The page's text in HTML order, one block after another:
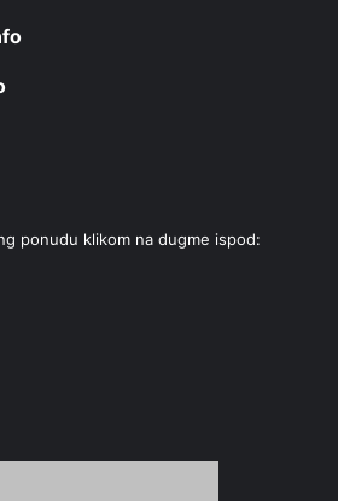
ponudu klikom na dugme ispod: